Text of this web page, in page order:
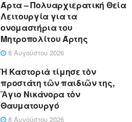
Άρτα – Πολυαρχιερατική Θεία
Λειτουργία για τα
ονομαστήρια του
Μητροπολίτου Άρτης
8 Αυγούστου 2026
Ἡ Καστοριὰ τίμησε τὸν
προστάτη τῶν παιδιῶν της,
Ἅγιο Νικάνορα τὸν
Θαυματουργό
8 Αυγούστου 2026